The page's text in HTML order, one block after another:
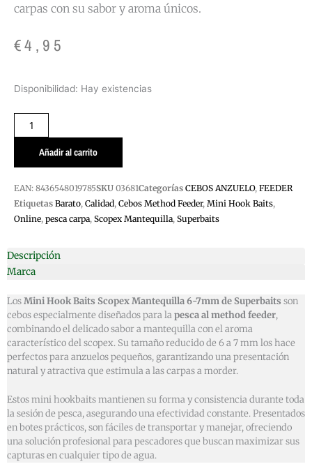
carpas con su sabor y aroma únicos.
€4,95
Disponibilidad: Hay existencias
MINI
SCOPEX
MANTEQUILLA
6-
cantidad
Añadir al carrito
EAN: 8436548019785SKU 03681Categorías CEBOS ANZUELO, FEEDER
Etiquetas Barato, Calidad, Cebos Method Feeder, Mini Hook Baits,
Online, pesca carpa, Scopex Mantequilla, Superbaits
Descripción
Marca
LosMini Hook Baits Scopex Mantequilla 6-7mm de Superbaits son
cebos especialmente diseñados para lapesca al method feeder,
combinando el delicado sabor a mantequilla con el aroma
característico del scopex. Su tamaño reducido de 6 a 7 mm los hace
perfectos para anzuelos pequeños, garantizando una presentación
natural y atractiva que estimula a las carpas a morder.
Estos mini hookbaits mantienen su forma y consistencia durante toda
la sesión de pesca, asegurando una efectividad constante. Presentados
en botes prácticos, son fáciles de transportar y manejar, ofreciendo
una solución profesional para pescadores que buscan maximizar sus
capturas en cualquier tipo de agua.